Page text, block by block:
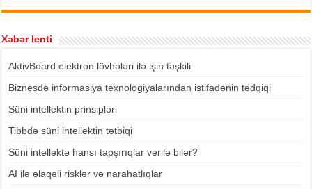
Xəbər lenti
AktivBoard elektron lövhələri ilə işin təşkili
Biznesdə informasiya texnologiyalarından istifadənin tədqiqi
Süni intellektin prinsipləri
Tibbdə süni intellektin tətbiqi
Süni intellektə hansı tapşırıqlar verilə bilər?
AI ilə əlaqəli risklər və narahatlıqlar